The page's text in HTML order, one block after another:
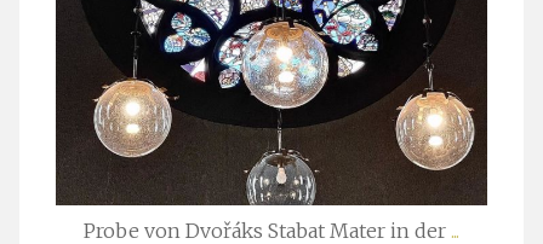
Probe von Dvořáks Stabat Mater in der ...